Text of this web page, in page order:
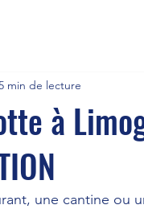
à
min de lecture
une cantine ou